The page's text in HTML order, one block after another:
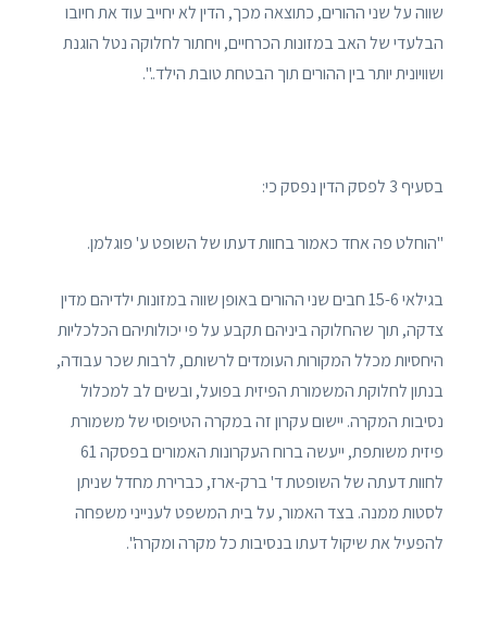
שווה על שני ההורים, כתוצאה מכך, הדין לא יחייב עוד את חיובו
הבלעדי של האב במזונות הכרחיים, ויחתור לחלוקה נטל הוגנת
ושוויונית יותר בין ההורים תוך הבטחת טובת הילד..".
בסעיף 3 לפסק הדין נפסק כי:
"הוחלט פה אחד כאמור בחוות דעתו של השופט ע' פוגלמן.
בגילאי 15-6 חבים שני ההורים באופן שווה במזונות ילדיהם מדין
צדקה, תוך שהחלוקה ביניהם תקבע על פי יכולותיהם הכלכליות
היחסיות מכלל המקורות העומדים לרשותם, לרבות שכר עבודה,
בנתון לחלוקת המשמורת הפיזית בפועל, ובשים לב למכלול
נסיבות המקרה. יישום עקרון זה במקרה הטיפוסי של משמורת
פיזית משותפת, ייעשה ברוח העקרונות האמורים בפסקה 61
לחוות דעתה של השופטת ד' ברק-ארז, כברירת מחדל שניתן
לסטות ממנה. בצד האמור, על בית המשפט לענייני משפחה
להפעיל את שיקול דעתו בנסיבות כל מקרה ומקרה".